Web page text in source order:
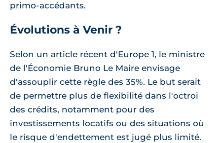
primo-accédants.
Évolutions à Venir ?
Selon un article récent d'Europe 1, le ministre
de l'Économie Bruno Le Maire envisage
d'assouplir cette règle des 35%. Le but serait
de permettre plus de flexibilité dans l'octroi
des crédits, notamment pour des
investissements locatifs ou des situations où
le risque d'endettement est jugé plus limité.